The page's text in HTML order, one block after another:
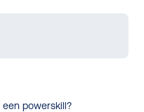
powerskill?